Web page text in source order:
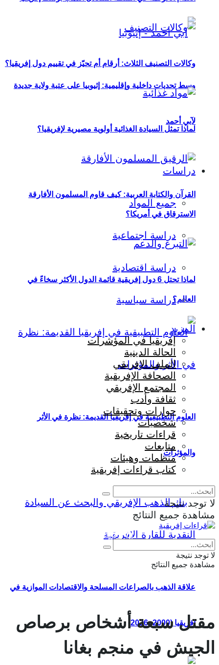
وسط تحديات داخلية وإقليمية: إثيوبيا على عتبة ولاية جديدة
لآبي أحمد
دراسات
جميع المواد
دراسة اجتماعية
دراسة اقتصادية
دراسة سياسية
العلوم التطبيقية في إفريقيا القديمة: نظرة في الأثر
والمؤثرات
علاقة الذهب بالصراعات المسلحة والاقتصادات الموازية في
إفريقيا (2000–2026)
وكالات التصنيف الثلاث: أرقام أم تحيّز في تقييم دول إفريقيا؟
لماذا تمثل السيادة الغذائية أولوية مصيرية لإفريقيا؟
القرآن والكتابة العربية: كيف قاوم المسلمون الأفارقة
الاسترقاق في أمريكا؟
لماذا تحتل 6 دول إفريقية قائمة الدول الأكثر سخاءً في
العالم؟
المزيد
إفريقيا في المؤشرات
الحالة الدينية
الملف الإفريقي
الصحافة الإفريقية
المجتمع الإفريقي
ثقافة وأدب
حوارات وتحقيقات
شخصيات
قراءات تاريخية
متابعات
منظمات وهيئات
كتاب قراءات إفريقية
لا توجد نتيجة
مشاهدة جميع النتائج
Eng Fr
لا توجد نتيجة
مشاهدة جميع النتائج
مقتل سبعة أشخاص برصاص
الجيش في منجم بغانا